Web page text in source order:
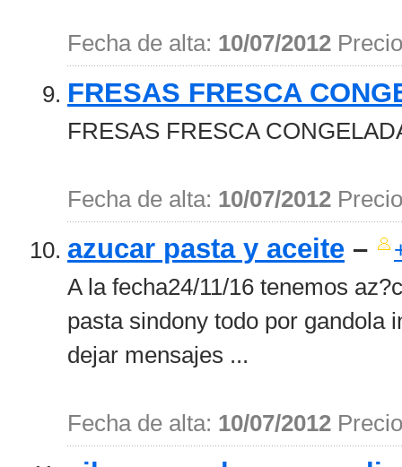
Fecha de alta: 10/07/2012
FRESAS FRESCA
FRESAS FRESCA
Fecha de alta: 10/07/2012
azucar pasta y aceite –
A la fecha24/11/16 tenemos
pasta sindony todo por gandola
dejar mensajes ...
Fecha de alta: 10/07/2012